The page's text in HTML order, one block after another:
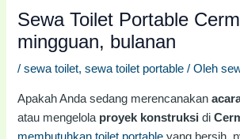
Sewa Toilet Portable
mingguan, bulanan
/sewa toilet,sewa toilet portable / Oleh
Apakah Anda sedang merencanakan
atau mengelola proyek konstruksi di